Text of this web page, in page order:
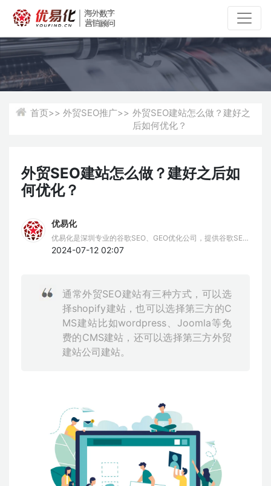
首页>> 外贸SEO推广>> 外贸SEO建站怎么做？建好之
后如何优化？
外贸SEO建站怎么做？建好之后如
何优化？
优易化
优易化是深圳专业的谷歌SEO、GEO优化公司，提供谷歌SEO
推广、谷歌排名优化、GEO服务。我们擅长谷歌SEO挖词策
2024-07-12 02:07
通常外贸SEO建站有三种方式，可以选
择shopify建站，也可以选择第三方的C
MS建站比如wordpress、Joomla等免
费的CMS建站，还可以选择第三方外贸
建站公司建站。